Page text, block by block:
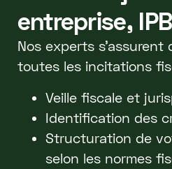
entreprise,
Nos experts s'assurent
toutes les incitations
Veille fiscale et
Identification des
Structuration de
selon les normes